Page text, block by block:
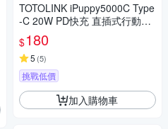
TOTOLINK iPuppy5000C Type
-C 20W PD快充 直插式行動電
源 口袋電源 免傳輸線(安卓&蘋
果 iPhone15 以上專用)-荷紫
$180
5 (5)
挑戰低價
加入購物車